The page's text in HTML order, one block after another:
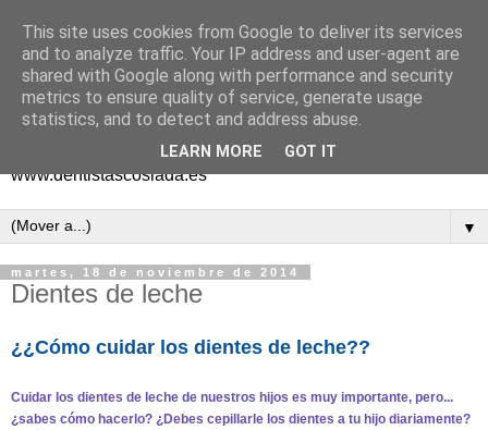
Norama Dental 91 669 31
24
Tu dentista de confianza en Coslada
www.dentistascoslada.es
▼
martes, 18 de noviembre de 2014
Dientes de leche
¿¿Cómo cuidar los dientes de leche??
Cuidar los dientes de leche de nuestros hijos es muy importante, pero...
¿sabes cómo hacerlo? ¿Debes cepillarle los dientes a tu hijo diariamente?
This site uses cookies from Google to deliver its services
and to analyze traffic. Your IP address and user-agent are
shared with Google along with performance and security
metrics to ensure quality of service, generate usage
statistics, and to detect and address abuse.
LEARN MORE GOT IT